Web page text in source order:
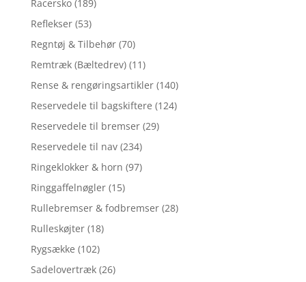
Racersko (189)
Reflekser (53)
Regntøj & Tilbehør (70)
Remtræk (Bæltedrev) (11)
Rense & rengøringsartikler (140)
Reservedele til bagskiftere (124)
Reservedele til bremser (29)
Reservedele til nav (234)
Ringeklokker & horn (97)
Ringgaffelnøgler (15)
Rullebremser & fodbremser (28)
Rulleskøjter (18)
Rygsække (102)
Sadelovertræk (26)